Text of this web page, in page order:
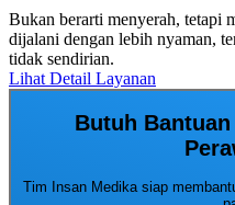
Bukan berarti menyerah, tetapi
dijalani dengan lebih nyaman,
tidak sendirian.
Lihat Detail Layanan
Butuh
Tim Insan Medika siap